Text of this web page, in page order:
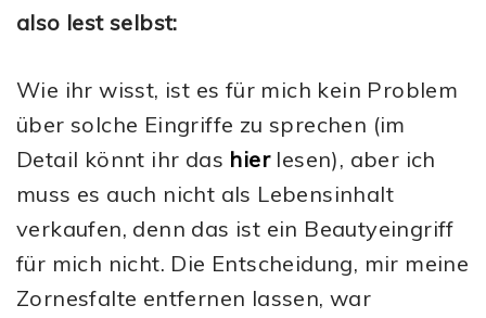
also lest selbst:
Wie ihr wisst, ist es für mich kein Problem
über solche Eingriffe zu sprechen (im
Detail könnt ihr das hier lesen), aber ich
muss es auch nicht als Lebensinhalt
verkaufen, denn das ist ein Beautyeingriff
für mich nicht. Die Entscheidung, mir meine
Zornesfalte entfernen lassen, war